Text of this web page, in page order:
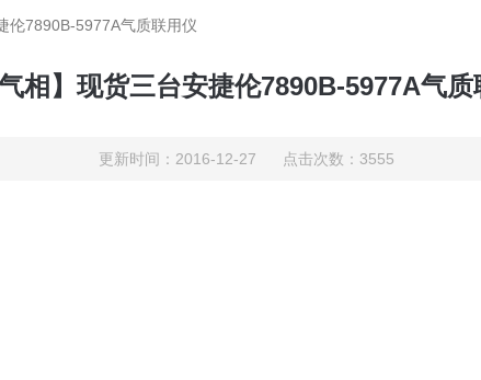
伦7890B-5977A气质联用仪
气相】现货三台安捷伦7890B-5977A气
更新时间：2016-12-27 点击次数：3555